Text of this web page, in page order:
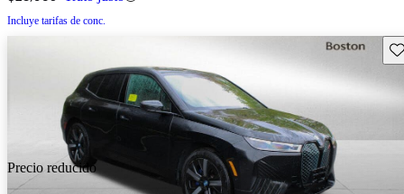
Incluye tarifas de conc.
Precio reducido